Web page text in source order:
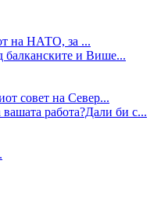
на НАТО, за ...
балканските и Више...
совет на Север...
работа?Дали би с...